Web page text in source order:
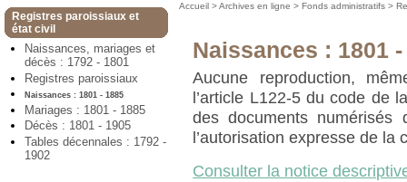
Registres paroissiaux et
état civil
Naissances, mariages et
décès : 1792 - 1801
Registres paroissiaux
Naissances : 1801 - 1885
Mariages : 1801 - 1885
Décès : 1801 - 1905
Tables décennales : 1792 -
1902
Accueil >Archives en ligne >Fonds administratifs >
Naissances : 1801 -
Aucune reproduction,
l’article L122-5 du code de
des documents
l’autorisation expresse de la
Consulter la notice